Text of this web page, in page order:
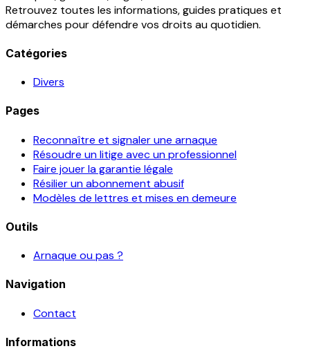
Retrouvez toutes les informations, guides pratiques et
démarches pour défendre vos droits au quotidien.
Catégories
Divers
Pages
Reconnaître et signaler une arnaque
Résoudre un litige avec un professionnel
Faire jouer la garantie légale
Résilier un abonnement abusif
Modèles de lettres et mises en demeure
Outils
Arnaque ou pas ?
Navigation
Contact
Informations